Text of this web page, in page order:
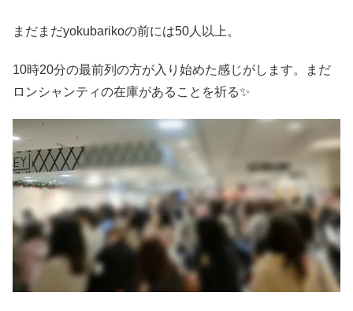
まだまだyokubarikoの前には50人以上。
10時20分の最前列の方が入り始めた感じがします。まだ
ロンシャンティの在庫があることを祈る✨